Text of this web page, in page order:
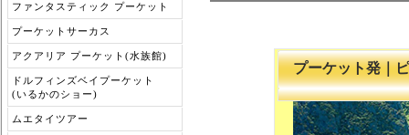
ファンタスティック プーケット
プーケットサーカス
アクアリア プーケット(水族館)
ドルフィンズベイプーケット
(いるかのショー)
ムエタイツアー
プーケット発｜